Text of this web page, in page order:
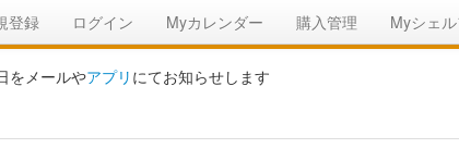
登録 ログイン Myカレンダー 購入管理 Myシェ
をメールやアプリ にてお知らせします